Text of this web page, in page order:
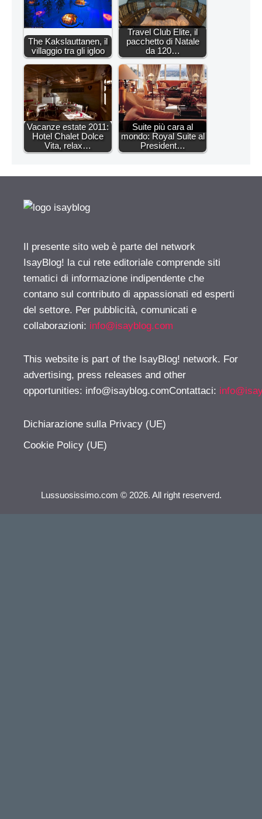
The Kakslauttanen, il
villaggio tra gli igloo
Travel Club Elite, il
pacchetto di Natale
da 120…
Vacanze estate 2011:
Hotel Chalet Dolce
Vita, relax…
Suite più cara al
mondo: Royal Suite al
President…
Il presente sito web è parte del network
IsayBlog! la cui rete editoriale comprende siti
tematici di informazione indipendente che
contano sul contributo di appassionati ed esperti
del settore. Per pubblicità, comunicati e
collaborazioni: info@isayblog.com
This website is part of the IsayBlog! network. For
advertising, press releases and other
opportunities: info@isayblog.comContattaci:
Dichiarazione sulla Privacy (UE)
Cookie Policy (UE)
Lussuosissimo.com © 2026. All right reserverd.